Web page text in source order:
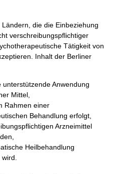
die die Einbeziehung
verschreibungspflichtiger
Tätigkeit von
Inhalt der Berliner
unterstützende Anwendung
Mittel,
Rahmen einer
Behandlung erfolgt,
Arzneimittel
Heilbehandlung